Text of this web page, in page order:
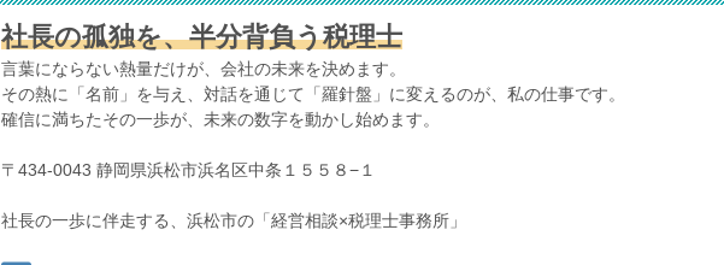
社長の孤独を、半分背負う税理士
言葉にならない熱量だけが、会社の未来を決めます。
その熱に「名前」を与え、対話を通じて「羅針盤」に変えるのが、私の仕事です。
確信に満ちたその一歩が、未来の数字を動かし始めます。
〒434-0043 静岡県浜松市浜名区中条１５５８−１
社長の一歩に伴走する、浜松市の「経営相談×税理士事務所」